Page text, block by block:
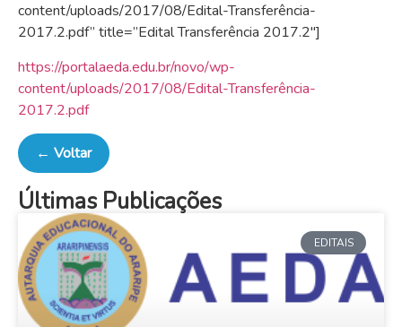
content/uploads/2017/08/Edital-Transferência-
2017.2.pdf” title=”Edital Transferência 2017.2″]
https://portalaeda.edu.br/novo/wp-
content/uploads/2017/08/Edital-Transferência-
2017.2.pdf
← Voltar
Últimas Publicações
EDITAIS